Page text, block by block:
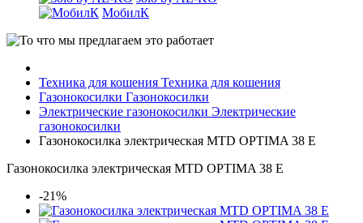
МобилК
Техника для кошения Техника для кошения
Газонокосилки Газонокосилки
Электрические газонокосилки Электрические
газонокосилки
Газонокосилка электрическая MTD OPTIMA 38 E
Газонокосилка электрическая MTD OPTIMA 38 E
-21%